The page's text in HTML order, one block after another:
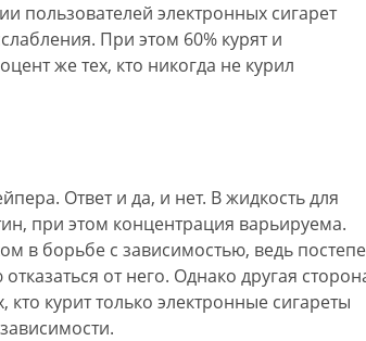
пользователей электронных сигарет
При этом 60% курят и
же тех, кто никогда не курил
Ответ и да, и нет. В жидкость для
при этом концентрация варьируема.
в борьбе с зависимостью, ведь
от него. Однако другая
кто курит только электронные сигареты